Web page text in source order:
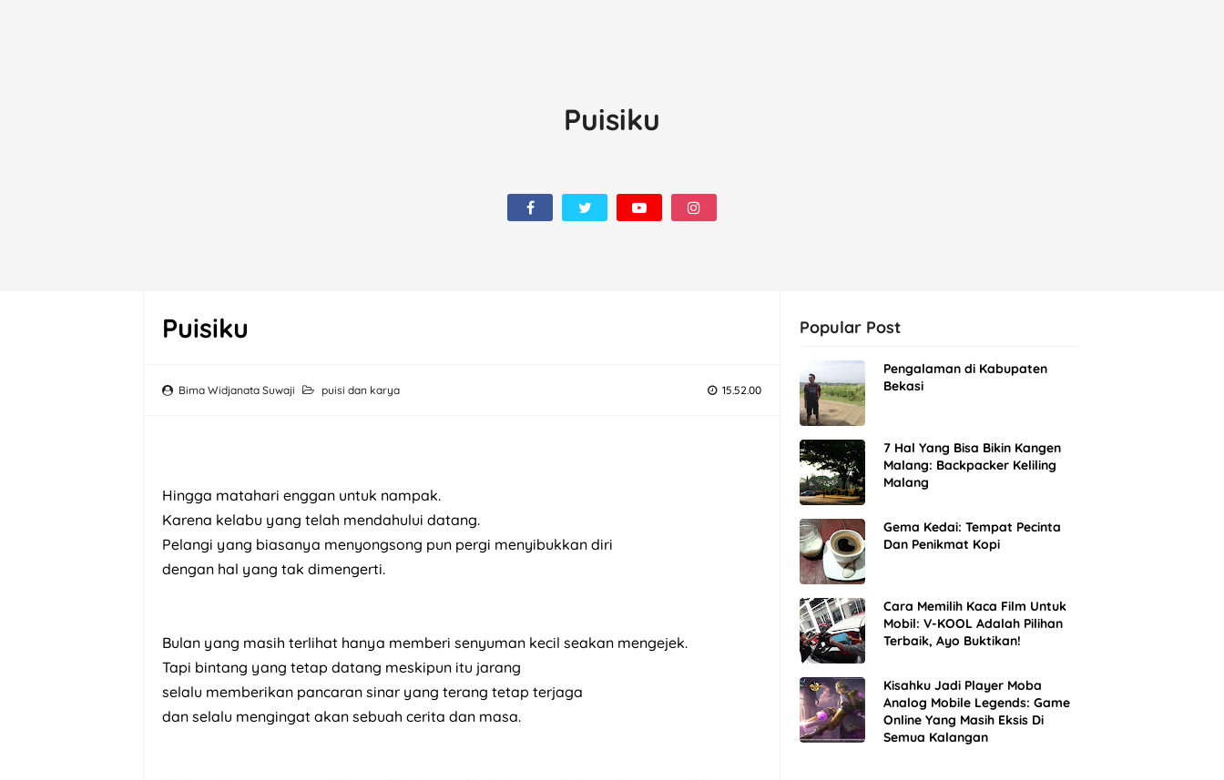
Puisiku
Puisiku
Bima Widjanata Suwaji 15.52.00
puisi dan karya
Hingga matahari enggan untuk nampak.
Karena kelabu yang telah mendahului datang.
Pelangi yang biasanya menyongsong pun pergi menyibukkan diri
dengan hal yang tak dimengerti.
Bulan yang masih terlihat hanya memberi senyuman kecil seakan mengejek.
Tapi bintang yang tetap datang meskipun itu jarang
selalu memberikan pancaran sinar yang terang tetap terjaga
dan selalu mengingat akan sebuah cerita dan masa.
Popular Post
Pengalaman di Kabupaten
Bekasi
7 Hal Yang Bisa Bikin Kangen
Malang: Backpacker Keliling
Malang
Gema Kedai: Tempat Pecinta
Dan Penikmat Kopi
Cara Memilih Kaca Film Untuk
Mobil: V-KOOL Adalah Pilihan
Terbaik, Ayo Buktikan!
Kisahku Jadi Player Moba
Analog Mobile Legends: Game
Online Yang Masih Eksis Di
Semua Kalangan